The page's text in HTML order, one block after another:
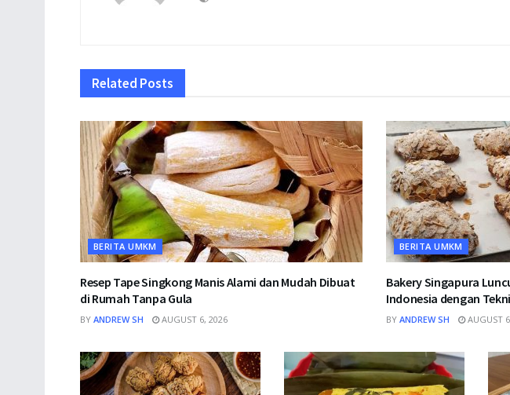
Related Posts
BERITA UMKM
Resep Tape Singkong Manis Alami dan Mudah Dibuat
di Rumah Tanpa Gula
BY ANDREW SH AUGUST 6, 2026
BERITA UMKM
Bakery Singapura
Indonesia dengan
BY ANDREW SH AUGUST